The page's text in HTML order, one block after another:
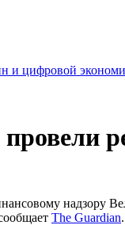
и цифровой
надзору
The Guardian.